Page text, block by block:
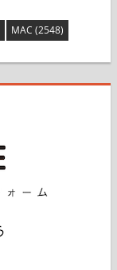
MAC (2548)